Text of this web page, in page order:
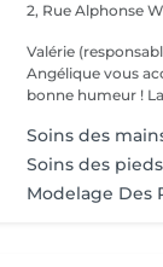
2, Rue Alphonse
Valérie
Angélique vous
bonne
Soins des
Soins des
Modelage Des